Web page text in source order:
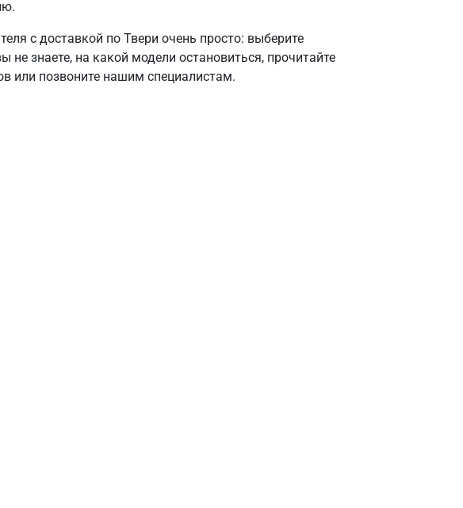
с доставкой по Твери очень просто: выберите
знаете, на какой модели остановиться, прочитайте
или позвоните нашим специалистам.